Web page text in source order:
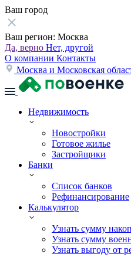
Ваш город
Ваш регион: Москва
Да, верно Нет, другой
О компании Контакты
Москва и Московская
Недвижимость
Новостройки
Готовое жилье
Застройщики
Банки
Список банков
Рефинансирование
Калькулятор
Узнать сумму
Узнать сумму
Узнать выгоду от